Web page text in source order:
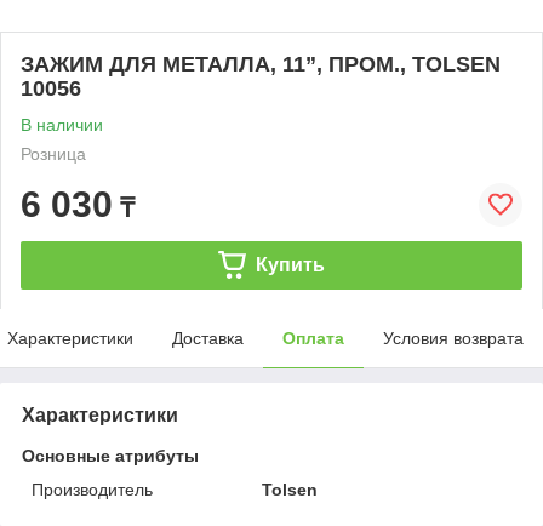
ЗАЖИМ ДЛЯ МЕТАЛЛА, 11”, ПРОМ., TOLSEN
10056
В наличии
Розница
6 030 ₸
Купить
Характеристики Доставка Оплата Условия возврата
Характеристики
Основные атрибуты
Производитель
Tolsen